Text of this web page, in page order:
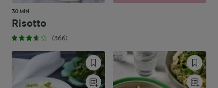
30 MIN
Risotto
(366)